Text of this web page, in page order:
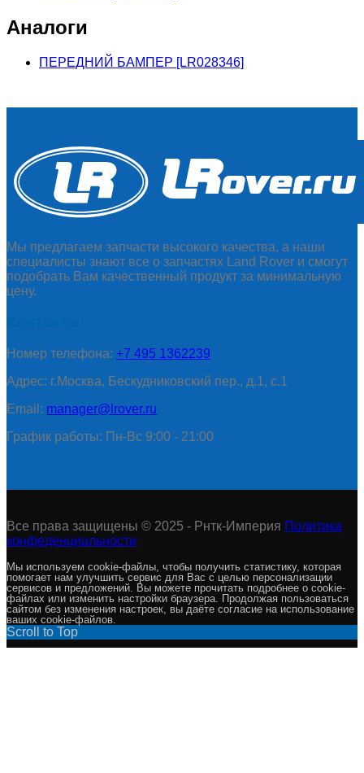
Аналоги
ПЕРЕДНИЙ БАМПЕР [LR028346]
Мы предлагаем запчасти высокого качества, а наши
специалисты знают все о запчастях Land Rover и смогут
подобрать Вам качественный продукт за минимальную
цену.
Номер телефона: +7 495 1362239
Адрес: г.Москва, Бескудниковский пер., д.1, с.1
Email: manager@lrover.ru
График работы: Пн-Вс 9:00 - 21:00
Все права защищены © 2025 - Рнтк-Империя Политика
конфеденциальности
Мы используем cookie-файлы, чтобы получить статистику, которая
помогает нам улучшить сервис для Вас с целью персонализации
сервисов и предложений. Вы можете прочитать подробнее о cookie-
файлах или изменить настройки браузера. Продолжая пользоваться
сайтом без изменения настроек, вы даёте согласие на использование
ваших cookie-файлов.
Scroll to Top